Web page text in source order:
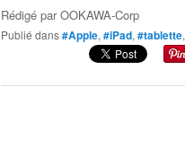
Rédigé parOOKAWA-Corp
Publié dans#Apple, #iPad, #tablette,